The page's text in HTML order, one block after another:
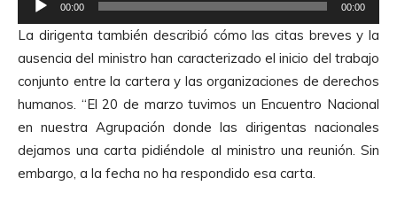
e
p
r
o
d
u
c
t
00:00 00:00
La dirigenta también describió cómo las citas breves y la
ausencia del ministro han caracterizado el inicio del trabajo
conjunto entre la cartera y las organizaciones de derechos
humanos. “El 20 de marzo tuvimos un Encuentro Nacional
en nuestra Agrupación donde las dirigentas nacionales
dejamos una carta pidiéndole al ministro una reunión. Sin
embargo, a la fecha no ha respondido esa carta.